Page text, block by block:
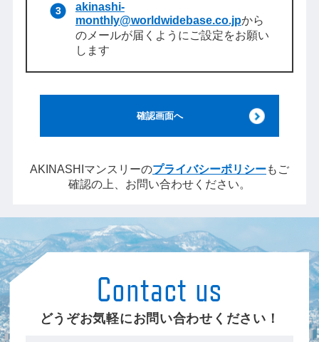
akinashi-
monthly@worldwidebase.co.jpから
のメールが届くようにご設定をお願い
します
AKINASHIマンスリーのプライバシーポリシーもご
確認の上、お問い合わせください。
どうぞお気軽にお問い合わせください！